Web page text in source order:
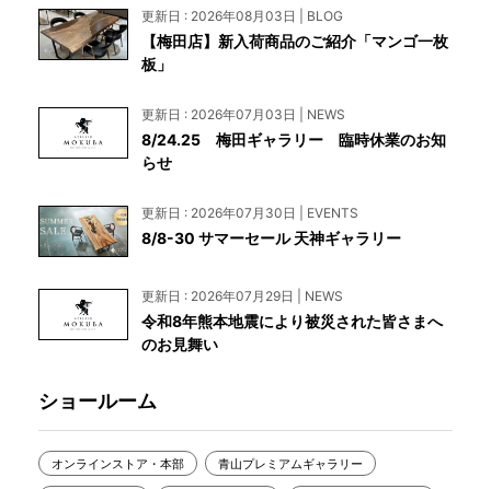
更新日 : 2026年08月03日 | BLOG
【梅田店】新入荷商品のご紹介「マンゴ一枚
板」
更新日 : 2026年07月03日 | NEWS
8/24.25 梅田ギャラリー 臨時休業のお知
らせ
更新日 : 2026年07月30日 | EVENTS
8/8-30 サマーセール 天神ギャラリー
更新日 : 2026年07月29日 | NEWS
令和8年熊本地震により被災された皆さまへ
のお見舞い
ショールーム
オンラインストア・本部 青山プレミアムギャラリー